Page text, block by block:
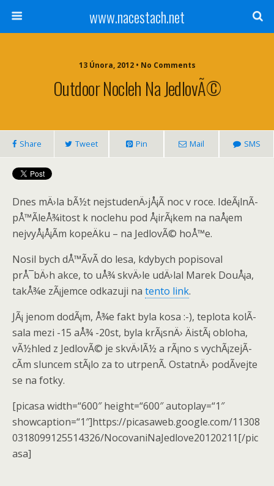
www.nacestach.net
13 Února, 2012 • No Comments
Outdoor Nocleh Na JedlovÃ©
Share Tweet Pin Mail SMS
Dnes mÄ›la bÃ½t nejstudenÄ›jÅ¡Ã­ noc v roce. IdeÃ¡lnÃ­
pÅ™Ã­leÅ¾itost k noclehu pod Å¡irÃ¡kem na naÅ¡em
nejvyÅ¡Å¡Ã­m kopeÄku – na JedlovÃ© hoÅ™e.
Nosil bych dÅ™Ã­vÃ­ do lesa, kdybych popisoval
prÅ¯bÄ›h akce, to uÅ¾ skvÄ›le udÄ›lal Marek DouÅ¡a,
takÅ¾e zÃ¡jemce odkazuji na tento link.
JÃ¡ jenom dodÃ¡m, Å¾e fakt byla kosa :-), teplota kolÃ­
sala mezi -15 aÅ¾ -20st, byla krÃ¡snÄ› ÄistÃ¡ obloha,
vÃ½hled z JedlovÃ© je skvÄ›lÃ½ a rÃ¡no s vychÃ¡zejÃ­
cÃ­m sluncem stÃ¡lo za to utrpenÃ­. OstatnÄ› podÃ­vejte
se na fotky.
[picasa width=“600″ height=“600″ autoplay=“1″
showcaption=“1″]https://picasaweb.google.com/11308
0318099125514326/NocovaniNaJedlove20120211[/pic
asa]